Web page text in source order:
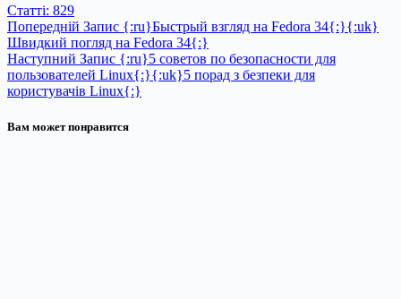
Статті: 829
Попередній Запис {:ru}Быстрый взгляд на Fedora 34{:}{:uk}
Швидкий погляд на Fedora 34{:}
Наступний Запис {:ru}5 советов по безопасности для
пользователей Linux{:}{:uk}5 порад з безпеки для
користувачів Linux{:}
Вам может понравится